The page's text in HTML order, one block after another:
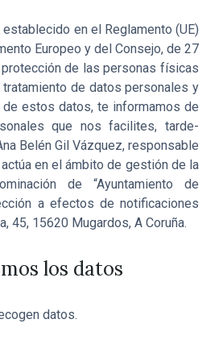
en el Reglamento (UE)
Europeo y del Consejo, de 27
de las personas físicas
de datos personales y
estos datos, te informamos de
que nos facilites, tarde-
Belén Gil Vázquez, responsable
en el ámbito de gestión de la
de “Ayuntamiento de
a efectos de notificaciones
45, 15620 Mugardos, A Coruña.
los datos
datos.